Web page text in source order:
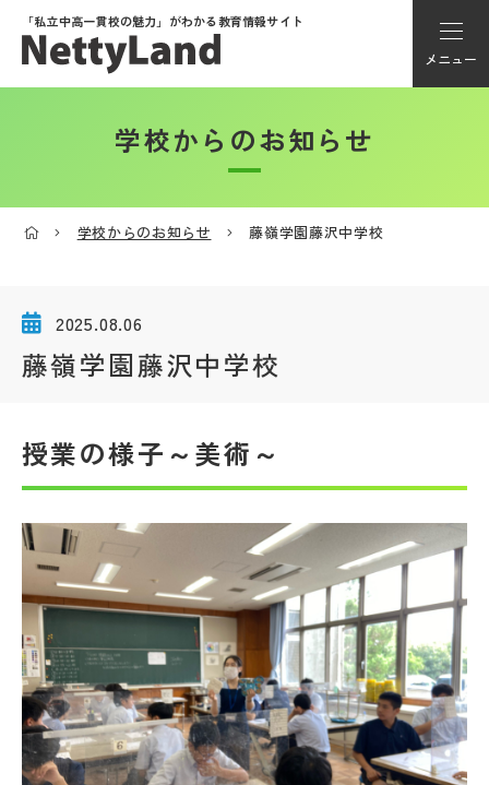
「私立中高一貫校の魅力」がわかる教育情報サイト
メニュー
アカウント登録
学校選び
私学探検隊
帰国生受験情報
説明会・イベント情報
よみもの
学校からのお知らせ
学校からのお知らせ
学校からのお知らせ 藤嶺学園藤沢中学校
2025.08.06
藤嶺学園藤沢中学校
授業の様子～美術～